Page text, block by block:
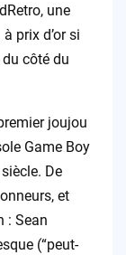
une
prix d’or si
côté du
joujou
Game Boy
De
et
: Sean
(“peut-